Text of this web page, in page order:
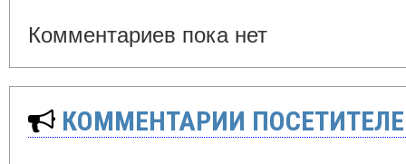
Комментариев пока нет
КОММЕНТАРИИ